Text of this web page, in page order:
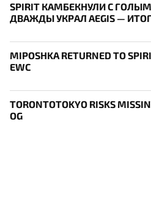
SPIRIT КАМБЕКНУЛИ С ГОЛЫМ
ДВАЖДЫ УКРАЛ AEGIS —
MIPOSHKA RETURNED TO
EWC
TORONTOTOKYO RISKS
OG